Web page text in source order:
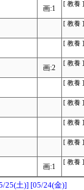
画:1
[ 教養 ]
[ 教養 ]
[ 教養 ]
画:2
[ 教養 ]
[ 教養 ]
[ 教養 ]
[ 教養 ]
[ 教養 ]
画:1
[ 教養 ]
25(土)] [05/24(金)]